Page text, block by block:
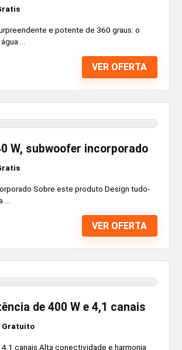
e potente de 360 graus: o
...
VER OFERTA
W, subwoofer incorporado
Sobre este produto Design tudo-
VER OFERTA
de 400 W e 4,1 canais
Gratuito
canais Alta conectividade e harmonia